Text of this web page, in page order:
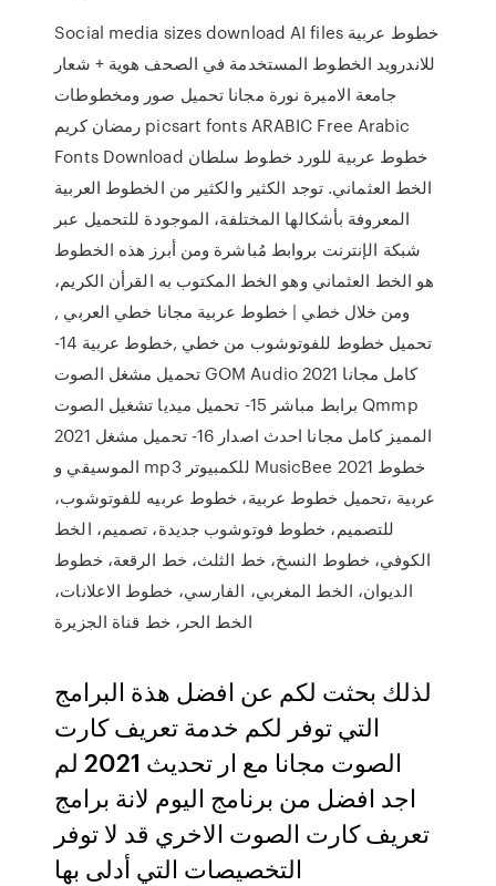
Social media sizes download AI files خطوط عربية
للاندرويد الخطوط المستخدمة في الصحف هوية + شعار
جامعة الاميرة نورة مجانا تحميل صور ومخطوطات
رمضان كريم picsart fonts ARABIC Free Arabic
Fonts Download خطوط عربية للورد خطوط سلطان
الخط العثماني. توجد الكثير والكثير من الخطوط العربية
المعروفة بأشكالها المختلفة، الموجودة للتحميل عبر
شبكة الإنترنت بروابط مُباشرة ومن أبرز هذه الخطوط
هو الخط العثماني وهو الخط المكتوب به القرأن الكريم،
ومن خلال خطي | خطوط عربية مجانا خطي العربي ,
تحميل خطوط للفوتوشوب من خطي ,خطوط عربية 14-
تحميل مشغل الصوت GOM Audio 2021 كامل مجانا
برابط مباشر 15- تحميل ميديا تشغيل الصوت Qmmp
2021 المميز كامل مجانا احدث اصدار 16- تحميل مشغل
الموسيقي و mp3 للكمبيوتر MusicBee 2021 خطوط
عربية ،تحميل خطوط عربية، خطوط عربيه للفوتوشوب،
للتصميم، خطوط فوتوشوب جديدة، تصميم، الخط
الكوفي، خطوط النسخ، خط الثلث، خط الرقعة، خطوط
الديوان، الخط المغربي، الفارسي، خطوط الاعلانات،
الخط الحر، خط قناة الجزيرة
لذلك بحثت لكم عن افضل هذة البرامج
التي توفر لكم خدمة تعريف كارت
الصوت مجانا مع ار تحديث 2021 لم
اجد افضل من برنامج اليوم لانة برامج
تعريف كارت الصوت الاخري قد لا توفر
التخصيصات التي أدلى بها